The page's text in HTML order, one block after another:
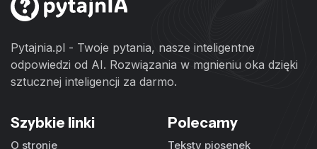
Pytajnia.pl - Twoje pytania, nasze inteligentne
odpowiedzi od AI. Rozwiązania w mgnieniu oka dzięki
sztucznej inteligencji za darmo.
Szybkie linki
O stronie
Polecamy
Teksty piosenek